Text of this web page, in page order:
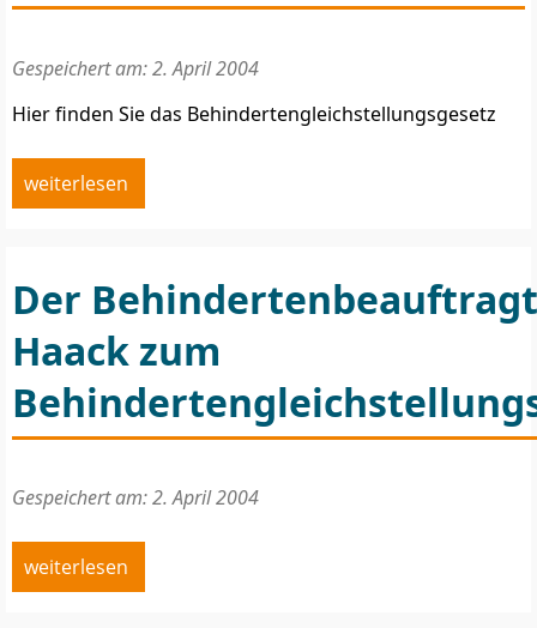
Gespeichert am: 2. April 2004
Hier finden Sie das Behindertengleichstellungsgesetz
weiterlesen
Der
Haack zum
Gespeichert am: 2. April 2004
weiterlesen